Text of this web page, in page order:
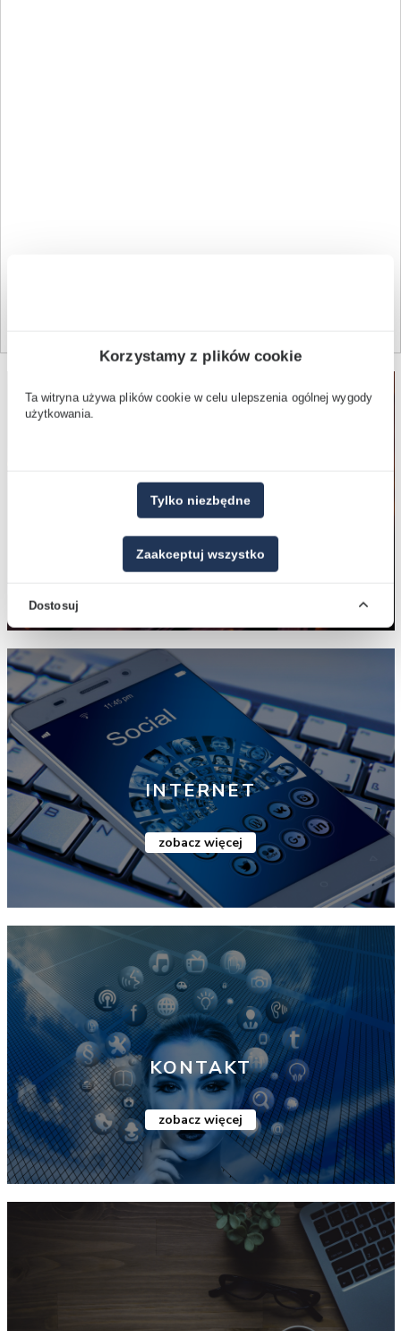
Korzystamy z plików cookie
Ta witryna używa plików cookie w celu ulepszenia ogólnej wygody
użytkowania.
Tylko niezbędne
Zaakceptuj wszystko
Dostosuj
ŚWIATŁOWÓD
zobacz więcej
INTERNET
zobacz więcej
KONTAKT
zobacz więcej